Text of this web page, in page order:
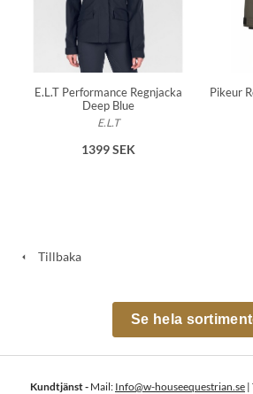
E.L.T Performance Regnjacka
Deep Blue
E.L.T
1399 SEK
Pikeur
Tillbaka
Se hela
Kundtjänst - Mail: Info@w-houseequestrian.se |